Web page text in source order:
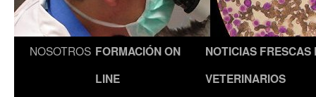
NOSOTROS FORMACIÓN ON
LINE
NOTICIAS FRESCAS
VETERINARIOS